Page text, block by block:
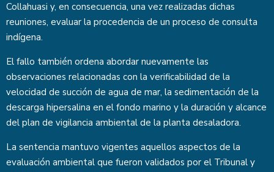
Collahuasi y, en consecuencia, una vez realizadas dichas
reuniones, evaluar la procedencia de un proceso de consulta
indígena.
El fallo también ordena abordar nuevamente las
observaciones relacionadas con la verificabilidad de la
velocidad de succión de agua de mar, la sedimentación de la
descarga hipersalina en el fondo marino y la duración y alcance
del plan de vigilancia ambiental de la planta desaladora.
La sentencia mantuvo vigentes aquellos aspectos de la
evaluación ambiental que fueron validados por el Tribunal y